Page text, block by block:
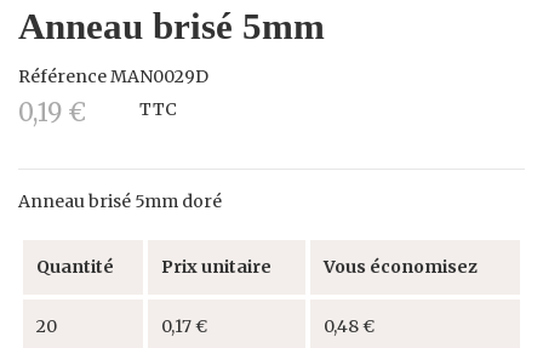
Anneau brisé 5mm
RéférenceMAN0029D
0,19 € TTC
Anneau brisé 5mm doré
Quantité Prix unitaire Vous économisez
20 0,17 € 0,48 €